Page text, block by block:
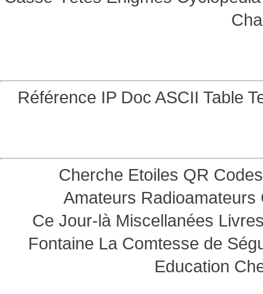
Référence IP Doc ASCII Table
Cherche Etoiles QR Codes
Amateurs Radioamateurs
Ce Jour-là Miscellanées
Fontaine La Comtesse de
Education